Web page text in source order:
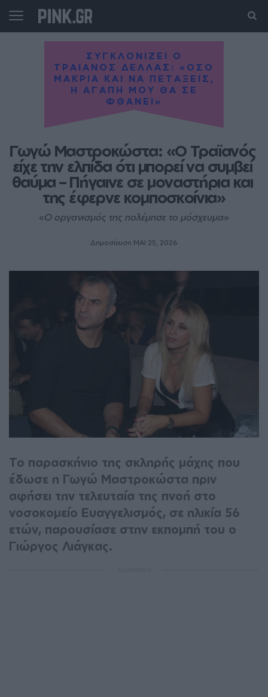
ΣΥΓΚΛΟΝΙΖΕΙ Ο
ΤΡΑΙΑΝΟΣ ΔΕΛΛΑΣ: «ΟΣΟ
ΜΑΚΡΙΑ ΚΑΙ ΝΑ ΠΕΤΑΞΕΙΣ,
Η ΑΓΑΠΗ ΜΟΥ ΘΑ ΣΕ
ΦΘΑΝΕΙ»
Γωγώ Μαστροκώστα: «Ο Τραϊανός
είχε την ελπίδα ότι μπορεί να συμβεί
θαύμα – Πήγαινε σε μοναστήρια και
της έφερνε κομποσκοίνια»
«Ο οργανισμός της πολέμησε το μόσχευμα»
Δημοσίευση ΜΑΙ 25, 2026
Το παρασκήνιο της σκληρής μάχης που
έδωσε η Γωγώ Μαστροκώστα πριν
αφήσει την τελευταία της πνοή στο
νοσοκομείο Ευαγγελισμός, σε ηλικία 56
ετών, παρουσίασε στην εκπομπή του ο
Γιώργος Λιάγκας.